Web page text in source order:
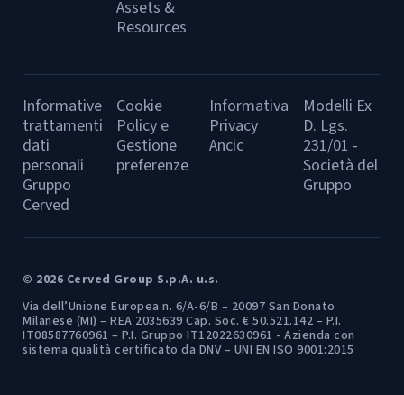
Assets &
Resources
Informative
trattamenti
dati
personali
Gruppo
Cerved
Cookie
Policy e
Gestione
preferenze
Informativa
Privacy
Ancic
Modelli Ex
D. Lgs.
231/01 -
Società del
Gruppo
© 2026 Cerved Group S.p.A. u.s.
Via dell’Unione Europea n. 6/A-6/B – 20097 San Donato
Milanese (MI) – REA 2035639 Cap. Soc. € 50.521.142 – P.I.
IT08587760961 – P.I. Gruppo IT12022630961 - Azienda con
sistema qualità certificato da DNV – UNI EN ISO 9001:2015